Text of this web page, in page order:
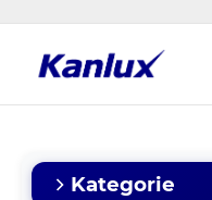
główna
Kategorie